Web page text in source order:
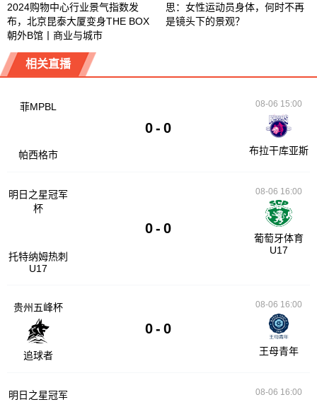
2024购物中心行业景气指数发
布，北京昆泰大厦变身THE BOX
朝外B馆丨商业与城市
思：女性运动员身体，何时不再
是镜头下的景观？
相关直播
菲MPBL
帕西格市
0 - 0
08-06 15:00
布拉干库亚斯
明日之星冠军
杯
托特纳姆热刺
U17
0 - 0
08-06 16:00
葡萄牙体育
U17
贵州五峰杯
追球者
0 - 0
08-06 16:00
王母青年
明日之星冠军
08-06 16:00